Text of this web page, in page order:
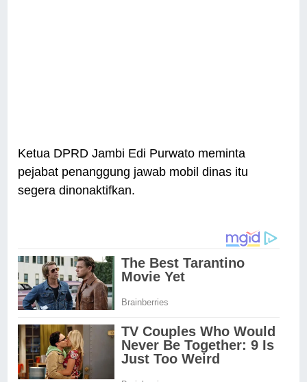
Ketua DPRD Jambi Edi Purwato meminta
pejabat penanggung jawab mobil dinas itu
segera dinonaktifkan.